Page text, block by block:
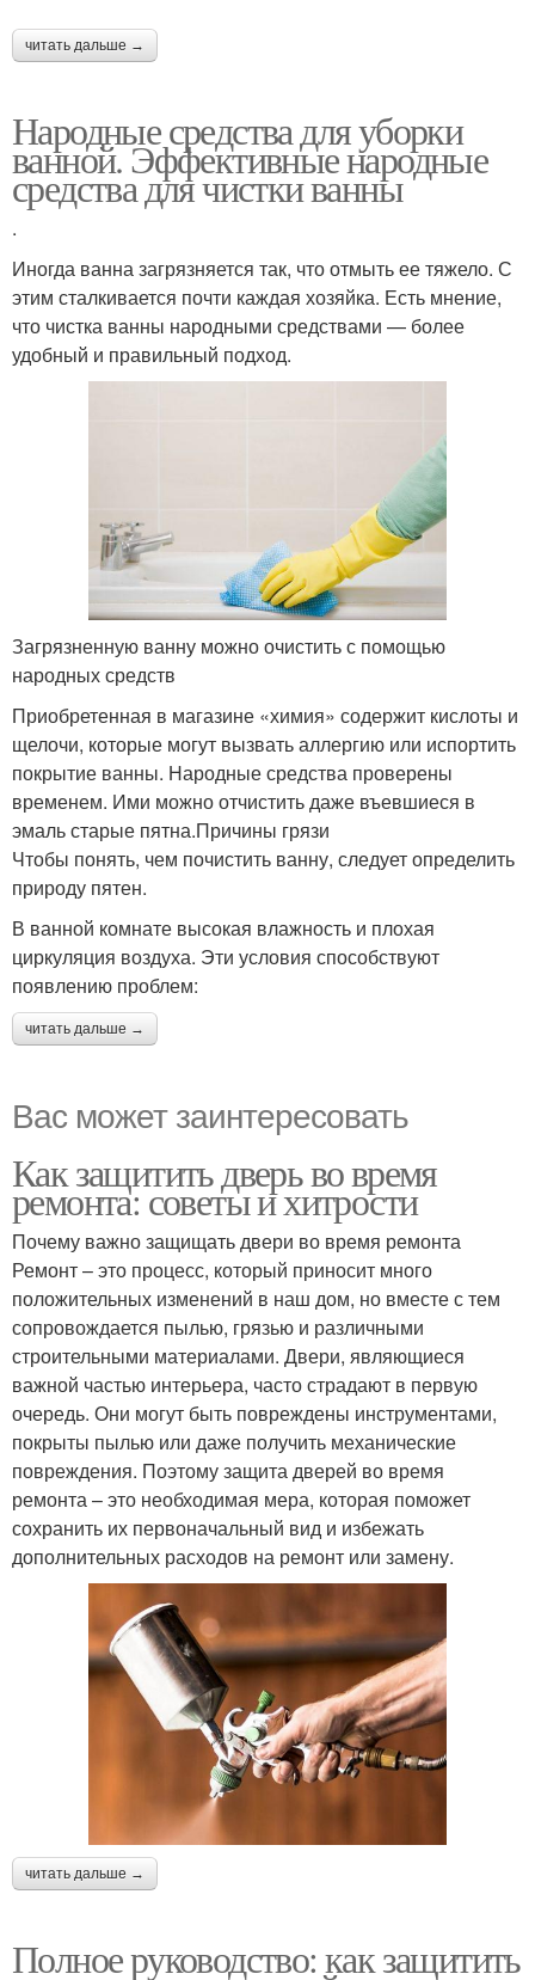
читать дальше →
Народные средства для уборки
ванной. Эффективные народные
средства для чистки ванны
.
Иногда ванна загрязняется так, что отмыть ее тяжело. С
этим сталкивается почти каждая хозяйка. Есть мнение,
что чистка ванны народными средствами — более
удобный и правильный подход.
Загрязненную ванну можно очистить с помощью
народных средств
Приобретенная в магазине «химия» содержит кислоты и
щелочи, которые могут вызвать аллергию или испортить
покрытие ванны. Народные средства проверены
временем. Ими можно отчистить даже въевшиеся в
эмаль старые пятна.Причины грязи
Чтобы понять, чем почистить ванну, следует определить
природу пятен.
В ванной комнате высокая влажность и плохая
циркуляция воздуха. Эти условия способствуют
появлению проблем:
читать дальше →
Вас может заинтересовать
Как защитить дверь во время
ремонта: советы и хитрости
Почему важно защищать двери во время ремонта
Ремонт – это процесс, который приносит много
положительных изменений в наш дом, но вместе с тем
сопровождается пылью, грязью и различными
строительными материалами. Двери, являющиеся
важной частью интерьера, часто страдают в первую
очередь. Они могут быть повреждены инструментами,
покрыты пылью или даже получить механические
повреждения. Поэтому защита дверей во время
ремонта – это необходимая мера, которая поможет
сохранить их первоначальный вид и избежать
дополнительных расходов на ремонт или замену.
читать дальше →
Полное руководство: как защитить